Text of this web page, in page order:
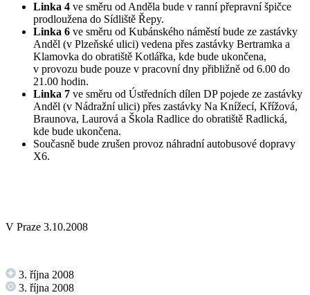
Linka 4 ve směru od Anděla bude v ranní přepravní špičce
prodloužena do Sídliště Řepy.
Linka 6 ve směru od Kubánského náměstí bude ze zastávky
Anděl (v Plzeňské ulici) vedena přes zastávky Bertramka a
Klamovka do obratiště Kotlářka, kde bude ukončena,
v provozu bude pouze v pracovní dny přibližně od 6.00 do
21.00 hodin.
Linka 7 ve směru od Ústředních dílen DP pojede ze zastávky
Anděl (v Nádražní ulici) přes zastávky Na Knížecí, Křížová,
Braunova, Laurová a Škola Radlice do obratiště Radlická,
kde bude ukončena.
Současně bude zrušen provoz náhradní autobusové dopravy
X6.
V Praze 3.10.2008
3. října 2008
3. října 2008